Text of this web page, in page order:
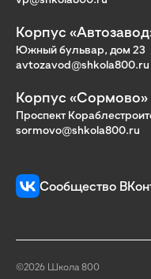
Корпус
Южный бульвар, дом 23
avtozavod@shkola800.ru
Корпус «Сормово»
Проспект
sormovo@shkola800.ru
Сообщество
©2026 Школа 800